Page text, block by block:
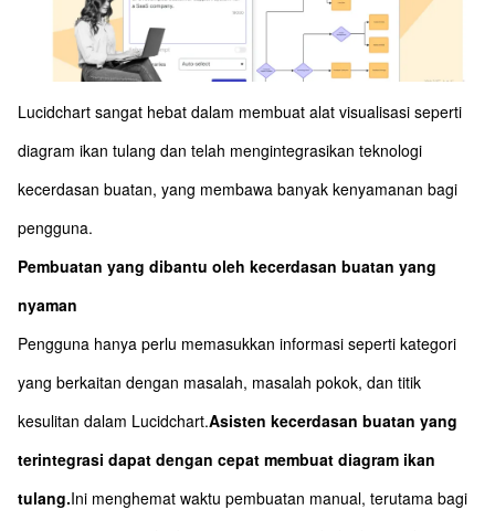
Lucidchart sangat hebat dalam membuat alat visualisasi seperti
diagram ikan tulang dan telah mengintegrasikan teknologi
kecerdasan buatan, yang membawa banyak kenyamanan bagi
pengguna.
Pembuatan yang dibantu oleh kecerdasan buatan yang
nyaman
Pengguna hanya perlu memasukkan informasi seperti kategori
yang berkaitan dengan masalah, masalah pokok, dan titik
kesulitan dalam Lucidchart.Asisten kecerdasan buatan yang
terintegrasi dapat dengan cepat membuat diagram ikan
tulang.Ini menghemat waktu pembuatan manual, terutama bagi